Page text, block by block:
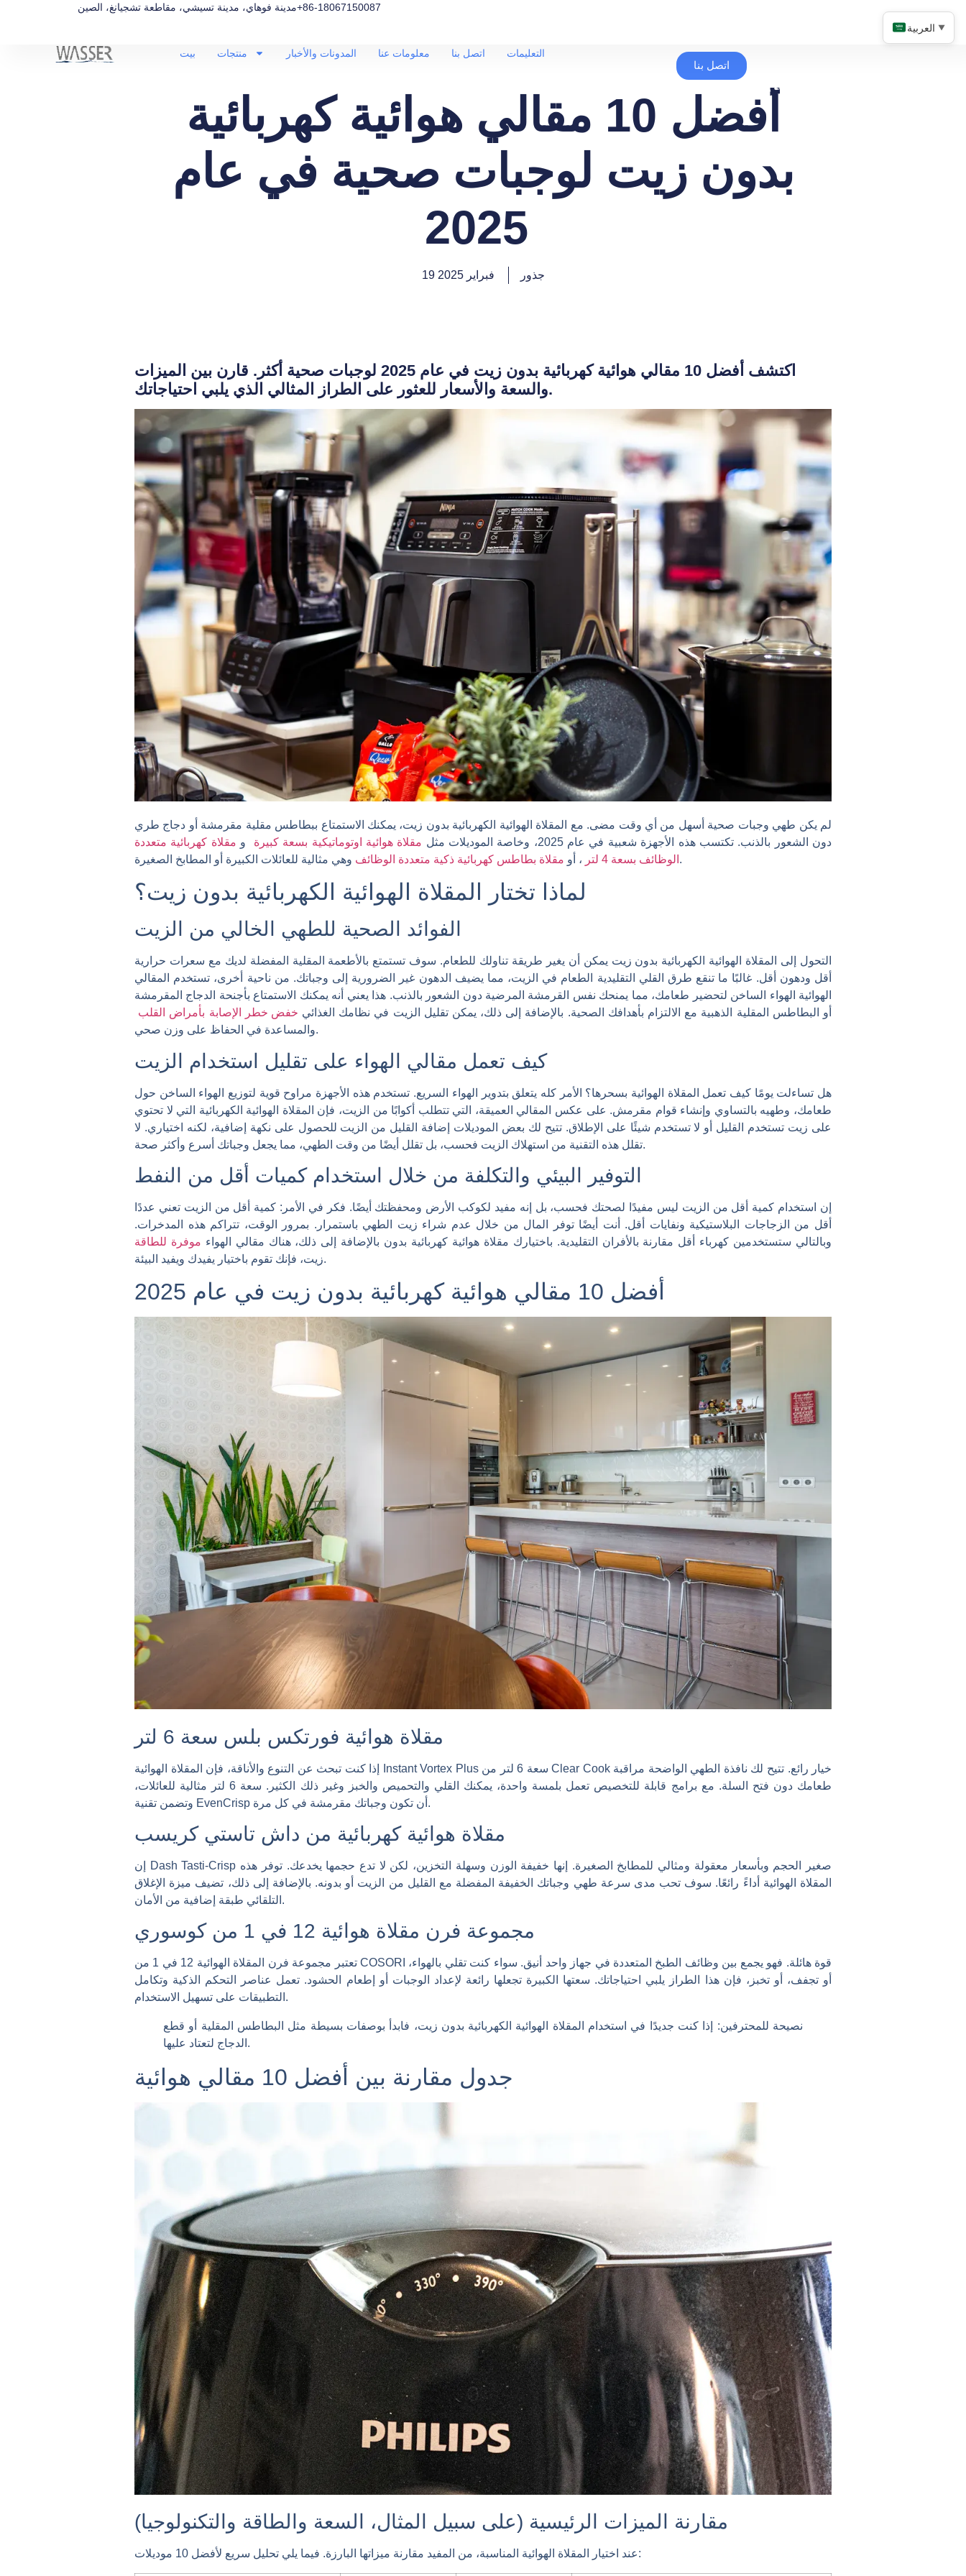
مدينة فوهاي، مدينة تسيشي، مقاطعة تشجيانغ، الصين+86-18067150087
بيت منتجات المدونات والأخبار معلومات عنا اتصل بنا التعليمات
اتصل بنا
أفضل 10 مقالي هوائية كهربائية
بدون زيت لوجبات صحية في عام
جذور
اكتشف أفضل 10 مقالي هوائية كهربائية بدون زيت في عام 2025 لوجبات صحية أكثر. قارن بين الميزات
والسعة والأسعار للعثور على الطراز المثالي الذي يلبي احتياجاتك.
لم يكن طهي وجبات صحية أسهل من أي وقت مضى. مع المقلاة الهوائية الكهربائية بدون زيت، يمكنك الاستمتاع ببطاطس مقلية مقرمشة أو دجاج طري
دون الشعور بالذنب. تكتسب هذه الأجهزة شعبية في عام 2025، وخاصة الموديلات مثل
مقلاة هوائية اوتوماتيكية بسعة كبيرة و مقلاة كهربائية متعددة
الوظائف بسعة 4 لتر
، أو مقلاة بطاطس كهربائية ذكية متعددة الوظائف وهي مثالية للعائلات الكبيرة أو المطابخ الصغيرة.
لماذا تختار المقلاة الهوائية الكهربائية بدون زيت؟
الفوائد الصحية للطهي الخالي من الزيت
التحول إلى المقلاة الهوائية الكهربائية بدون زيت يمكن أن يغير طريقة تناولك للطعام. سوف تستمتع بالأطعمة المقلية المفضلة لديك مع سعرات حرارية
أقل ودهون أقل. غالبًا ما تنقع طرق القلي التقليدية الطعام في الزيت، مما يضيف الدهون غير الضرورية إلى وجباتك. من ناحية أخرى، تستخدم المقالي
الهوائية الهواء الساخن لتحضير طعامك، مما يمنحك نفس القرمشة المرضية دون الشعور بالذنب. هذا يعني أنه يمكنك الاستمتاع بأجنحة الدجاج المقرمشة
أو البطاطس المقلية الذهبية مع الالتزام بأهدافك الصحية. بالإضافة إلى ذلك، يمكن تقليل الزيت في نظامك الغذائي خفض خطر الإصابة بأمراض القلب
والمساعدة في الحفاظ على وزن صحي.
كيف تعمل مقالي الهواء على تقليل استخدام الزيت
هل تساءلت يومًا كيف تعمل المقلاة الهوائية بسحرها؟ الأمر كله يتعلق بتدوير الهواء السريع. تستخدم هذه الأجهزة مراوح قوية لتوزيع الهواء الساخن حول
طعامك، وطهيه بالتساوي وإنشاء قوام مقرمش. على عكس المقالي العميقة، التي تتطلب أكوابًا من الزيت، فإن المقلاة الهوائية الكهربائية التي لا تحتوي
على زيت تستخدم القليل أو لا تستخدم شيئًا على الإطلاق. تتيح لك بعض الموديلات إضافة القليل من الزيت للحصول على نكهة إضافية، لكنه اختياري. لا
تقلل هذه التقنية من استهلاك الزيت فحسب، بل تقلل أيضًا من وقت الطهي، مما يجعل وجباتك أسرع وأكثر صحة.
التوفير البيئي والتكلفة من خلال استخدام كميات أقل من النفط
إن استخدام كمية أقل من الزيت ليس مفيدًا لصحتك فحسب، بل إنه مفيد لكوكب الأرض ومحفظتك أيضًا. فكر في الأمر: كمية أقل من الزيت تعني عددًا
أقل من الزجاجات البلاستيكية ونفايات أقل. أنت أيضًا توفر المال من خلال عدم شراء زيت الطهي باستمرار. بمرور الوقت، تتراكم هذه المدخرات.
بالإضافة إلى ذلك، هناك مقالي الهواء
زيت، فإنك تقوم باختيار يفيدك ويفيد البيئة.
إذا كنت تبحث عن التنوع والأناقة، فإن المقلاة الهوائية Instant Vortex Plus سعة 6 لتر من Clear Cook خيار رائع. تتيح لك نافذة الطهي الواضحة مراقبة
طعامك دون فتح السلة. مع برامج قابلة للتخصيص تعمل بلمسة واحدة، يمكنك القلي والتحميص والخبز وغير ذلك الكثير. سعة 6 لتر مثالية للعائلات،
وتضمن تقنية EvenCrisp أن تكون وجباتك مقرمشة في كل مرة.
مقلاة هوائية كهربائية من داش تاستي كريسب
إن Dash Tasti-Crisp صغير الحجم وبأسعار معقولة ومثالي للمطابخ الصغيرة. إنها خفيفة الوزن وسهلة التخزين، لكن لا تدع حجمها يخدعك. توفر هذه
المقلاة الهوائية أداءً رائعًا. سوف تحب مدى سرعة طهي وجباتك الخفيفة المفضلة مع القليل من الزيت أو بدونه. بالإضافة إلى ذلك، تضيف ميزة الإغلاق
التلقائي طبقة إضافية من الأمان.
تعتبر مجموعة فرن المقلاة الهوائية 12 في 1 من COSORI قوة هائلة. فهو يجمع بين وظائف الطبخ المتعددة في جهاز واحد أنيق. سواء كنت تقلي بالهواء،
أو تجفف، أو تخبز، فإن هذا الطراز يلبي احتياجاتك. سعتها الكبيرة تجعلها رائعة لإعداد الوجبات أو إطعام الحشود. تعمل عناصر التحكم الذكية وتكامل
التطبيقات على تسهيل الاستخدام.
نصيحة للمحترفين: إذا كنت جديدًا في استخدام المقلاة الهوائية الكهربائية بدون زيت، فابدأ بوصفات بسيطة مثل البطاطس المقلية أو قطع
الدجاج لتعتاد عليها.
مقارنة الميزات الرئيسية (على سبيل المثال، السعة والطاقة والتكنولوجيا)
عند اختيار المقلاة الهوائية المناسبة، من المفيد مقارنة ميزاتها البارزة. فيما يلي تحليل سريع لأفضل 10 موديلات:
العربية ▼